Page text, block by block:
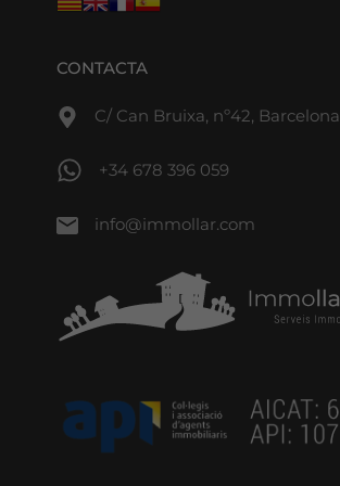
CONTACTA
C/ Can Bruixa, nº42, Barcelona
+34 678 396 059
info@immollar.com